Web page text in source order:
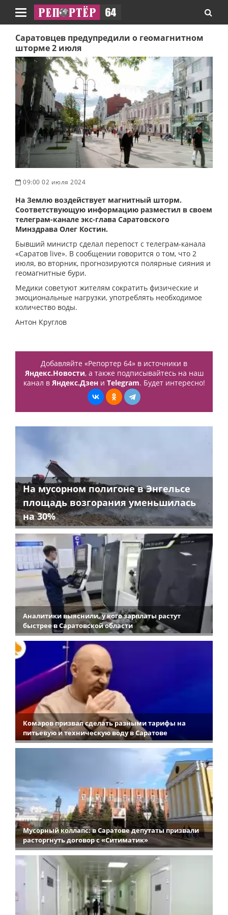
Навигация
Саратовцев предупредили о геомагнитном
шторме 2 июля
09:00 02 июля 2024
На Землю воздействует магнитный шторм.
Соответствующую информацию разместил в своем
телеграм-канале экс-глава Саратовского
Минздрава Олег Костин.
Бывший министр сделал перепост с телеграм-канала
«Саратов live». В сообщении говорится о том, что 2
июля, во вторник, прогнозируются полярные сияния и
геомагнитные бури.
Медики советуют жителям сократить физические и
эмоциональные нагрузки, употреблять необходимое
количество воды.
Антон Круглов
Добавляйте «Репортер 64» в источники в
Яндекс.Новости, а также подписывайтесь на наш
канал в Яндекс.Дзени Telegram. Будет интересно!
На мусорном полигоне в Энгельсе
площадь возгорания уменьшилась
на 30%
Аналитики выяснили, у кого зарплаты растут
быстрее в Саратовской области
Комаров призвал сделать разными тарифы на
питьевую и техническую воду в Саратове
Мусорный коллапс: в Саратове депутаты призвали
расторгнуть договор с «Ситиматик»